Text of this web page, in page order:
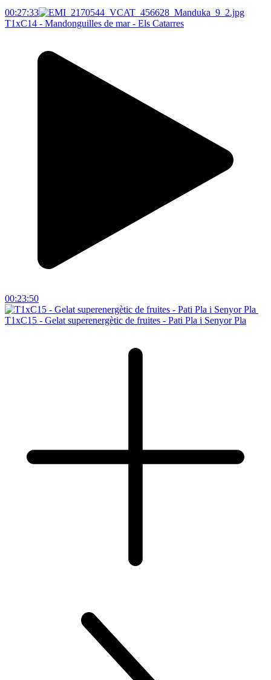
00:27:33
T1xC14 - Mandonguilles de mar - Els Catarres
00:23:50
T1xC15 - Gelat superenergètic de fruites - Pati Pla i Senyor Pla